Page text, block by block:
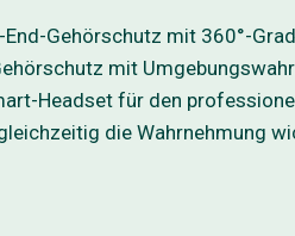
End-Gehörschutz mit 360°-
mit
Headset für den
die Wahrnehmung